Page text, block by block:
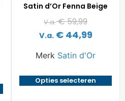
Satin d’Or Fenna Beige
V.a. €59,99
V.a. €44,99
Merk Satin d'Or
Opties selecteren